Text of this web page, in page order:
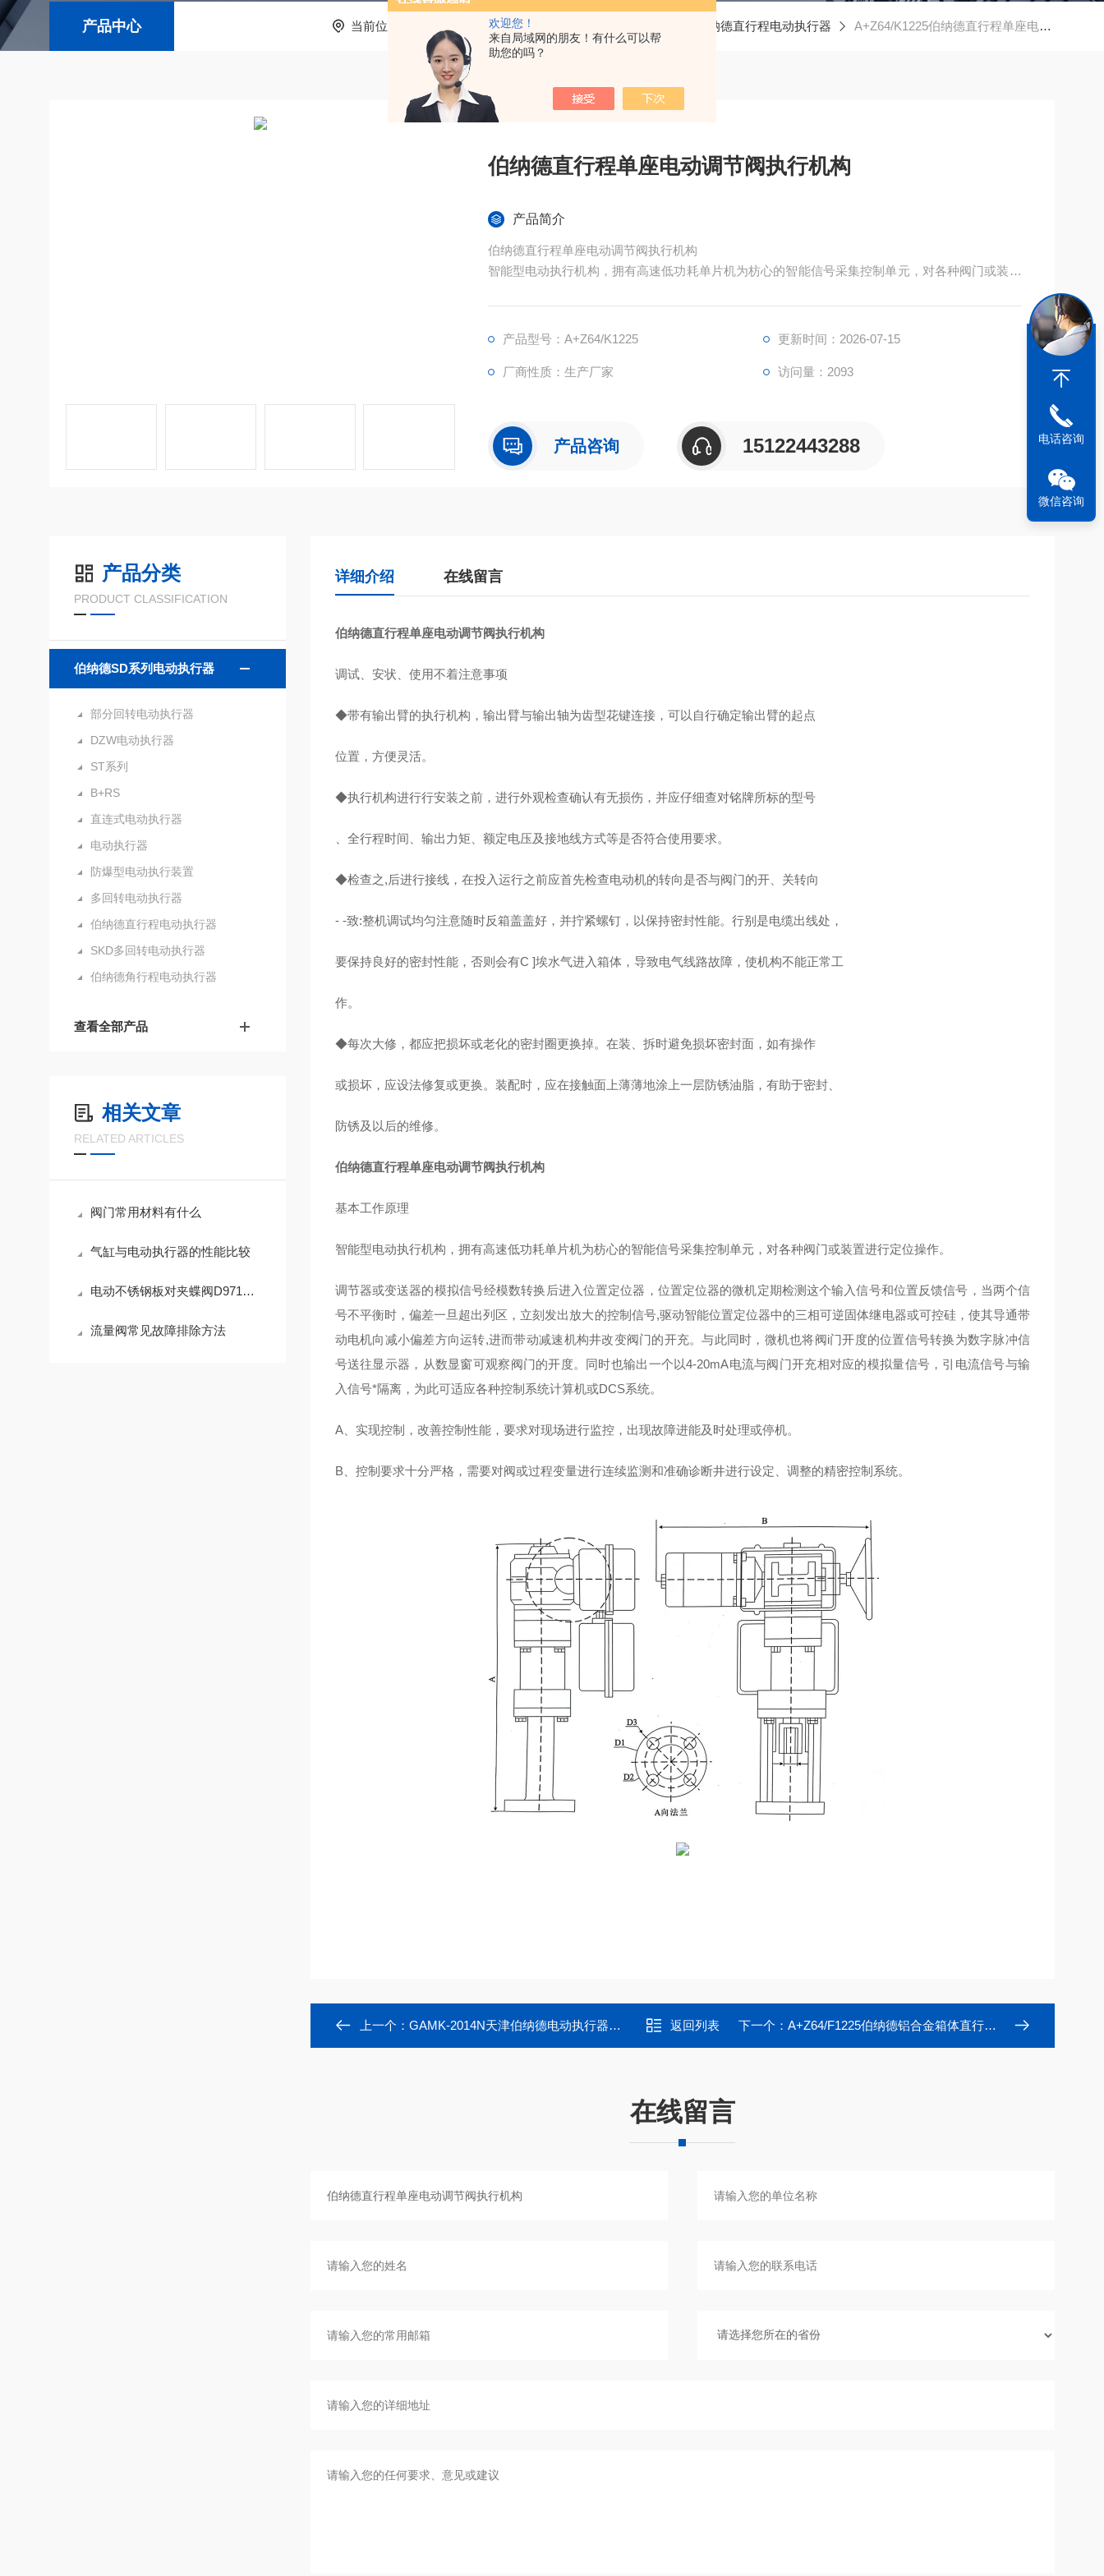
欢迎您！
来自局域网的朋友！有什么可以帮
助您的吗？
产品中心 当前位置： 产品中心 伯纳德直行程电动执行器 A+Z64/K1225伯纳德直行程单座电动调节阀执行机构
伯纳德直行程单座电动调节阀执行机构
产品简介
伯纳德直行程单座电动调节阀执行机构
智能型电动执行机构，拥有高速低功耗单片机为枋心的智能信号采集控制单元，对各种阀门或装置
产品型号：A+Z64/K1225 更新时间：2026-07-15
厂商性质：生产厂家 访问量：2093
产品咨询 15122443288
产品分类
PRODUCT CLASSIFICATION
伯纳德SD系列电动执行器
部分回转电动执行器
DZW电动执行器
ST系列
B+RS
直连式电动执行器
电动执行器
防爆型电动执行装置
多回转电动执行器
伯纳德直行程电动执行器
SKD多回转电动执行器
伯纳德角行程电动执行器
查看全部产品
相关文章
RELATED ARTICLES
阀门常用材料有什么
气缸与电动执行器的性能比较
电动不锈钢板对夹蝶阀D971XP-16Q电动蝶阀的应用和安装须知
流量阀常见故障排除方法
详细介绍 在线留言
伯纳德直行程单座电动调节阀执行机构
调试、安状、使用不着注意事项
◆带有输出臂的执行机构，输出臂与输出轴为齿型花键连接，可以自行确定输出臂的起点
位置，方便灵活。
◆执行机构进行行安装之前，进行外观检查确认有无损伤，并应仔细查对铭牌所标的型号
、全行程时间、输出力矩、额定电压及接地线方式等是否符合使用要求。
◆检查之,后进行接线，在投入运行之前应首先检查电动机的转向是否与阀门的开、关转向
- -致:整机调试均匀注意随时反箱盖盖好，并拧紧螺钉，以保持密封性能。行别是电缆出线处，
要保持良好的密封性能，否则会有C ]埃水气进入箱体，导致电气线路故障，使机构不能正常工
作。
◆每次大修，都应把损坏或老化的密封圈更换掉。在装、拆时避免损坏密封面，如有操作
或损坏，应设法修复或更换。装配时，应在接触面上薄薄地涂上一层防锈油脂，有助于密封、
防锈及以后的维修。
伯纳德直行程单座电动调节阀执行机构
基本工作原理
智能型电动执行机构，拥有高速低功耗单片机为枋心的智能信号采集控制单元，对各种阀门或装置进行定位操作。
调节器或变送器的模拟信号经模数转换后进入位置定位器，位置定位器的微机定期检测这个输入信号和位置反馈信号，当两个信
号不平衡时，偏差一旦超出列区，立刻发出放大的控制信号,驱动智能位置定位器中的三相可逆固体继电器或可控硅，使其导通带
动电机向减小偏差方向运转,进而带动减速机构井改变阀门的开充。与此同时，微机也将阀i门开度的位置信号转换为数字脉冲信
号送往显示器，从数显窗可观察阀门的开度。同时也输出一个以4-20mA电流与阀门开充相对应的模拟量信号，引电流信号与输
入信号*隔离，为此可适应各种控制系统计算机或DCS系统。
A、实现控制，改善控制性能，要求对现场进行监控，出现故障进能及时处理或停机。
B、控制要求十分严格，需要对阀或过程变量进行连续监测和准确诊断井进行设定、调整的精密控制系统。
上一个： GAMK-2014N天津伯纳德电动执行器配件法国主控板控制板 返回列表 下一个： A+Z64/F1225伯纳德铝合金箱体直行程电动执行器
在线留言
电话咨询
微信咨询